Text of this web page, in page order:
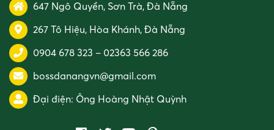
647 Ngô Quyền, Sơn Trà, Đà Nẵng
267 Tô Hiệu, Hòa Khánh, Đà Nẵng
0904 678 323 – 02363 566 286
bossdanangvn@gmail.com
Đại điện: Ông Hoàng Nhật Quỳnh